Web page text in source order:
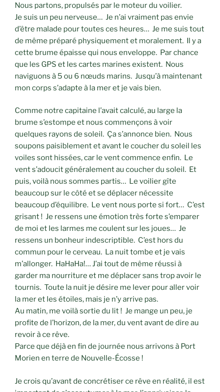
Nous partons, propulsés par le moteur du voilier.
Je suis un peu nerveuse… Je n’ai vraiment pas envie
d’être malade pour toutes ces heures… Je me suis tout
de même préparé physiquement et moralement. Il y a
cette brume épaisse qui nous enveloppe. Par chance
que les GPS et les cartes marines existent. Nous
naviguons à 5 ou 6 nœuds marins. Jusqu’à maintenant
mon corps s’adapte à la mer et je vais bien.
Comme notre capitaine l’avait calculé, au large la
brume s’estompe et nous commençons à voir
quelques rayons de soleil. Ça s’annonce bien. Nous
soupons paisiblement et avant le coucher du soleil les
voiles sont hissées, car le vent commence enfin. Le
vent s’adoucit généralement au coucher du soleil. Et
puis, voilà nous sommes partis… Le voilier gîte
beaucoup sur le côté et se déplacer nécessite
beaucoup d’équilibre. Le vent nous porte si fort… C’est
grisant ! Je ressens une émotion très forte s’emparer
de moi et les larmes me coulent sur les joues… Je
ressens un bonheur indescriptible. C’est hors du
commun pour le cerveau. La nuit tombe et je vais
m’allonger. HaHaHa!… J’ai tout de même réussi à
garder ma nourriture et me déplacer sans trop avoir le
tournis. Toute la nuit je désire me lever pour aller voir
la mer et les étoiles, mais je n’y arrive pas.
Au matin, me voilà sortie du lit ! Je mange un peu, je
profite de l’horizon, de la mer, du vent avant de dire au
revoir à ce rêve.
Parce que déjà en fin de journée nous arrivons à Port
Morien en terre de Nouvelle-Écosse !
Je crois qu’avant de concrétiser ce rêve en réalité, il est